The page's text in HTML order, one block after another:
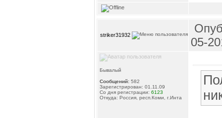
striker31932
05-
Бывалый
Сообщений: 582
Зарегистрирован: 01.11.09
Со дня регистрации: 6123
Откуда: Россия, респ.Коми, г.Инта